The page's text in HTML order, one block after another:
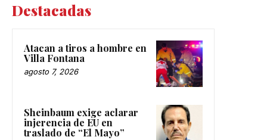
Destacadas
Atacan a tiros a hombre en
Villa Fontana
agosto 7, 2026
Sheinbaum exige aclarar
injerencia de EU en
traslado de “El Mayo”